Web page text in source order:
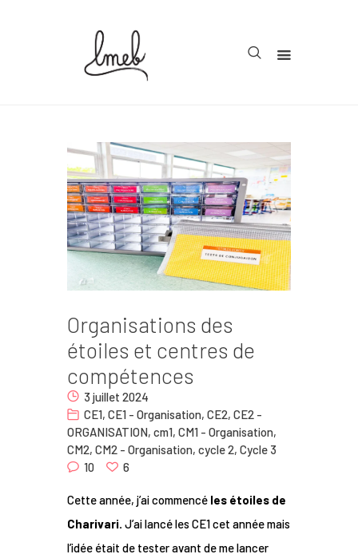
Organisation
Teachcollab
La communauté
Contact
Organisations des
étoiles et centres de
compétences
3 juillet 2024
CE1, CE1 - Organisation, CE2, CE2 -
ORGANISATION, cm1, CM1 - Organisation,
CM2, CM2 - Organisation, cycle 2, Cycle 3
10
6
Cette année, j’ai commencé les étoiles de
Charivari. J’ai lancé les CE1 cet année mais
l’idée était de tester avant de me lancer